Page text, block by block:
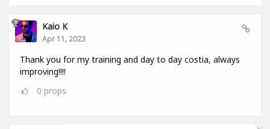
Kaio K
Apr 11, 2023
Thank you for my training and day to day costia, always
improving!!!!
0 props